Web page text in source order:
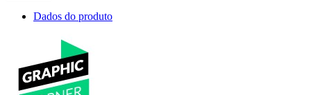
Dados do produto